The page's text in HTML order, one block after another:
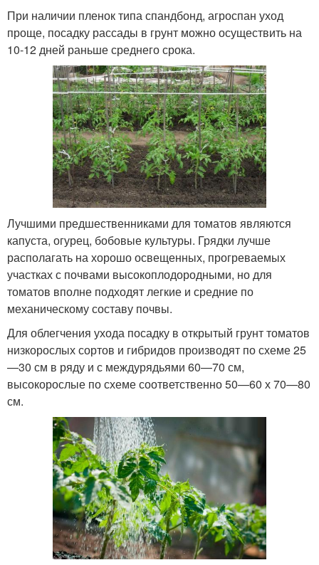
При наличии пленок типа спандбонд, агроспан уход
проще, посадку рассады в грунт можно осуществить на
10-12 дней раньше среднего срока.
Лучшими предшественниками для томатов являются
капуста, огурец, бобовые культуры. Грядки лучше
располагать на хорошо освещенных, прогреваемых
участках с почвами высокоплодородными, но для
томатов вполне подходят легкие и средние по
механическому составу почвы.
Для облегчения ухода посадку в открытый грунт томатов
низкорослых сортов и гибридов производят по схеме 25
—30 см в ряду и с междурядьями 60—70 см,
высокорослые по схеме соответственно 50—60 х 70—80
см.